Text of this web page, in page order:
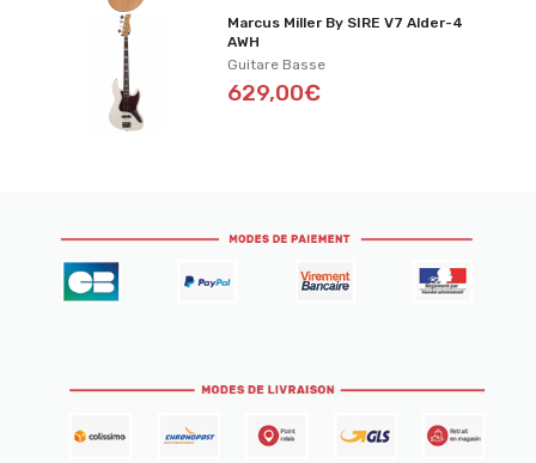
Marcus Miller By SIRE V7 Alder-4
AWH
Guitare Basse
629,00€